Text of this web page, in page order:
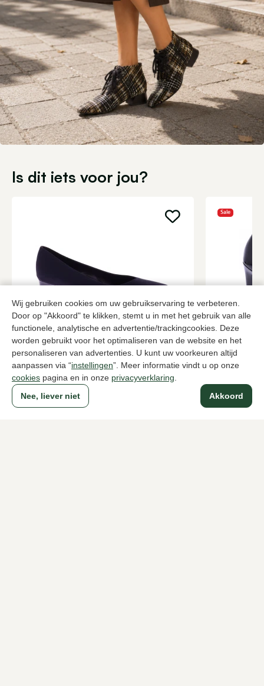
Wij gebruiken cookies om uw gebruikservaring te verbeteren.
Door op "Akkoord" te klikken, stemt u in met het gebruik van alle
functionele, analytische en advertentie/trackingcookies. Deze
worden gebruikt voor het optimaliseren van de website en het
personaliseren van advertenties. U kunt uw voorkeuren altijd
aanpassen via “instellingen”. Meer informatie vindt u op onze
cookies pagina en in onze privacyverklaring
Akkoord
Nee, liever niet
Is dit iets voor jou?
Brunate
Zwarte pumps dames
199,95 2 kleuren
Sale
Peter
Zwarte
149,95